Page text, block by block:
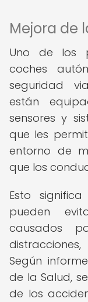
Mejora de
Uno de los
coches
seguridad
están
sensores y
que les
entorno de
que los
Esto
pueden
causados
Según
de la Salud,
de los